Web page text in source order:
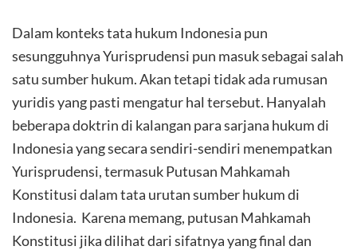
Dalam konteks tata hukum Indonesia pun
sesungguhnya Yurisprudensi pun masuk sebagai salah
satu sumber hukum. Akan tetapi tidak ada rumusan
yuridis yang pasti mengatur hal tersebut. Hanyalah
beberapa doktrin di kalangan para sarjana hukum di
Indonesia yang secara sendiri-sendiri menempatkan
Yurisprudensi, termasuk Putusan Mahkamah
Konstitusi dalam tata urutan sumber hukum di
Indonesia. Karena memang, putusan Mahkamah
Konstitusi jika dilihat dari sifatnya yang final dan